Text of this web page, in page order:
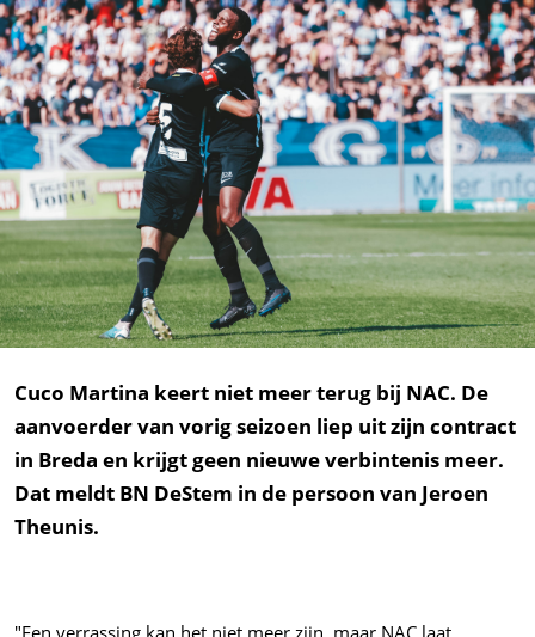
Cuco Martina keert niet meer terug bij NAC. De
aanvoerder van vorig seizoen liep uit zijn contract
in Breda en krijgt geen nieuwe verbintenis meer.
Dat meldt BN DeStem in de persoon van Jeroen
Theunis.
"Een verrassing kan het niet meer zijn, maar NAC laat